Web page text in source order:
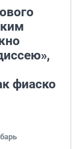
фиаско